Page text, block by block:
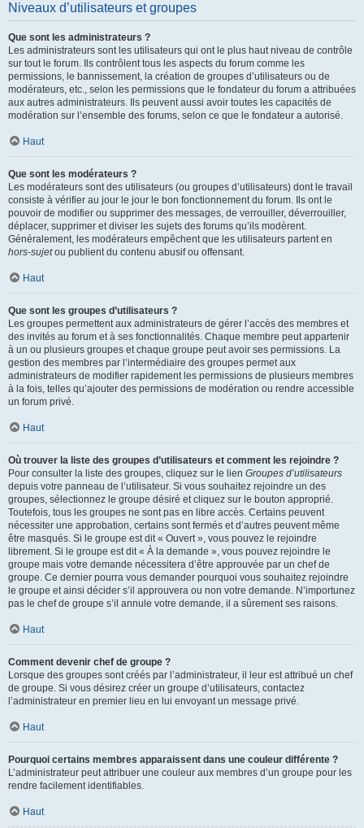
Niveaux d’utilisateurs et groupes
Que sont les administrateurs ?
Les administrateurs sont les utilisateurs qui ont le plus haut niveau de contrôle
sur tout le forum. Ils contrôlent tous les aspects du forum comme les
permissions, le bannissement, la création de groupes d’utilisateurs ou de
modérateurs, etc., selon les permissions que le fondateur du forum a attribuées
aux autres administrateurs. Ils peuvent aussi avoir toutes les capacités de
modération sur l’ensemble des forums, selon ce que le fondateur a autorisé.
Haut
Que sont les modérateurs ?
Les modérateurs sont des utilisateurs (ou groupes d’utilisateurs) dont le travail
consiste à vérifier au jour le jour le bon fonctionnement du forum. Ils ont le
pouvoir de modifier ou supprimer des messages, de verrouiller, déverrouiller,
déplacer, supprimer et diviser les sujets des forums qu’ils modèrent.
Généralement, les modérateurs empêchent que les utilisateurs partent en
hors-sujetou publient du contenu abusif ou offensant.
Haut
Que sont les groupes d’utilisateurs ?
Les groupes permettent aux administrateurs de gérer l’accès des membres et
des invités au forum et à ses fonctionnalités. Chaque membre peut appartenir
à un ou plusieurs groupes et chaque groupe peut avoir ses permissions. La
gestion des membres par l’intermédiaire des groupes permet aux
administrateurs de modifier rapidement les permissions de plusieurs membres
à la fois, telles qu’ajouter des permissions de modération ou rendre accessible
un forum privé.
Haut
Où trouver la liste des groupes d’utilisateurs et comment les rejoindre ?
Pour consulter la liste des groupes, cliquez sur le lien Groupes d’utilisateurs
depuis votre panneau de l’utilisateur. Si vous souhaitez rejoindre un des
groupes, sélectionnez le groupe désiré et cliquez sur le bouton approprié.
Toutefois, tous les groupes ne sont pas en libre accès. Certains peuvent
nécessiter une approbation, certains sont fermés et d’autres peuvent même
être masqués. Si le groupe est dit « Ouvert », vous pouvez le rejoindre
librement. Si le groupe est dit « À la demande », vous pouvez rejoindre le
groupe mais votre demande nécessitera d’être approuvée par un chef de
groupe. Ce dernier pourra vous demander pourquoi vous souhaitez rejoindre
le groupe et ainsi décider s’il approuvera ou non votre demande. N’importunez
pas le chef de groupe s’il annule votre demande, il a sûrement ses raisons.
Haut
Comment devenir chef de groupe ?
Lorsque des groupes sont créés par l’administrateur, il leur est attribué un chef
de groupe. Si vous désirez créer un groupe d’utilisateurs, contactez
l’administrateur en premier lieu en lui envoyant un message privé.
Haut
Pourquoi certains membres apparaissent dans une couleur différente ?
L’administrateur peut attribuer une couleur aux membres d’un groupe pour les
rendre facilement identifiables.
Haut